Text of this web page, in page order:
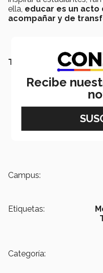
ella, educar es un acto
acompañar y de
TAMBIÉN QUERRÁS
Campus:
Etiquetas:
Categoría:
Recibe